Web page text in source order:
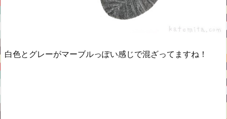
白色とグレーがマーブルっぽい感じで混ざってますね！